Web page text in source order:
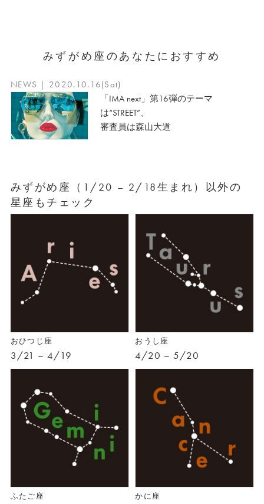
みずがめ座のあなたにおすすめ
NEWS | 2020.10.16(Sat)
「IMA next」第16弾のテーマ
は“STREET”、
審査員は森山大道
みずがめ座（1/20 – 2/18生まれ）以外の
星座もチェック
おひつじ座
3/21 – 4/19
おうし座
4/20 – 5/20
ふたご座 かに座